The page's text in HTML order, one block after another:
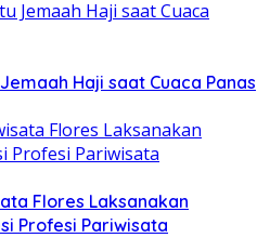
Haji saat Cuaca Panas
Flores Laksanakan
Profesi Pariwisata